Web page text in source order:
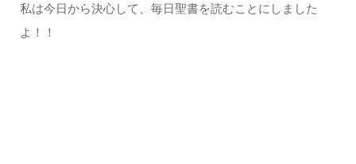
私は今日から決心して、毎日聖書を読むことにしました
よ！！